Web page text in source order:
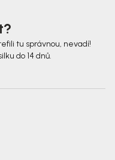
tu správnou, nevadí!
do 14 dnů.